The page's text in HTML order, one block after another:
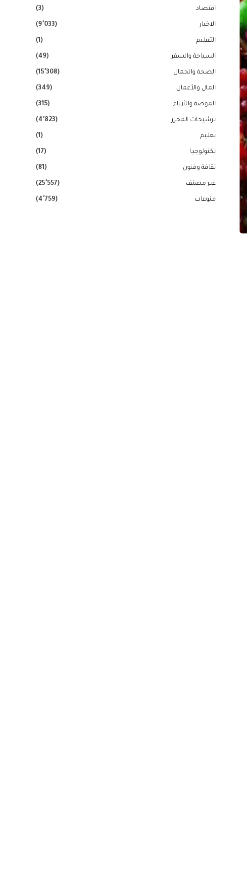
اقتصاد (3)
الاخبار (9٬033)
التعليم (1)
السياحة والسفر (49)
الصحة والجمال (15٬308)
المال والأعمال (349)
الموضة والأزياء (315)
ترشيحات المحرر (4٬823)
تعليم (1)
تكنولوجيا (17)
ثقافة وفنون (81)
غير مصنف (25٬557)
منوعات (4٬759)